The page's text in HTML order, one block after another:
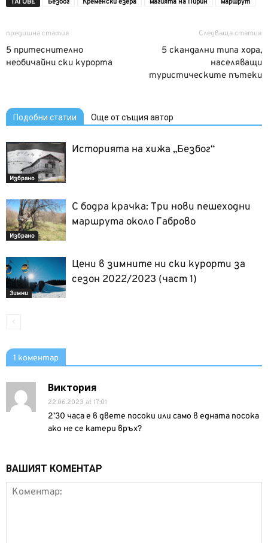
ТАГОВЕ Безбог Кременски езера магията на Пирин маршрут
предишна статия
5 притеснително
необичайни ски курорта
Следваща статия
5 скандални типа хора,
населяващи
туристическите пътеки
Подобни статии Още от същия автор
Избрано
Историята на хижа „Безбог“
Избрано
С бодра крачка: Три нови пешеходни
маршрута около Габрово
Зимни
Цени в зимните ни ски курорти за
сезон 2022/2023 (част 1)
1 коментар
Виктория
22.06.2023 at 17:01
2’30 часа е в двете посоки или само в едната посока
ако не се катери връх?
ВАШИЯТ КОМЕНТАР